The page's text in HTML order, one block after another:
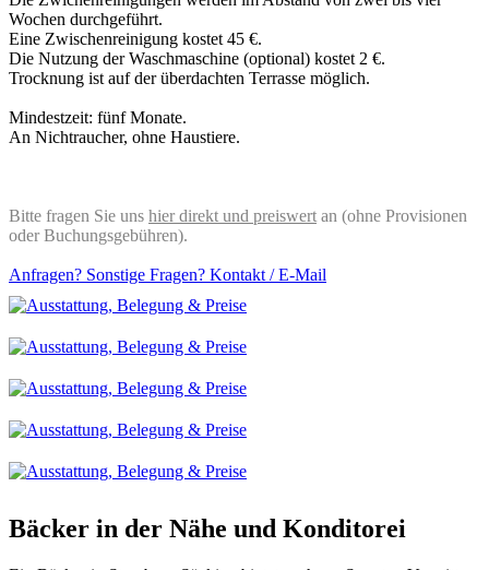
Wochen durchgeführt.
Eine Zwischenreinigung kostet 45 €.
Die Nutzung der Waschmaschine (optional) kostet 2 €.
Trocknung ist auf der überdachten Terrasse möglich.
Mindestzeit: fünf Monate.
An Nichtraucher, ohne Haustiere.
Bitte fragen Sie uns hier direkt und preiswert an (ohne Provisionen
oder Buchungsgebühren).
Anfragen? Sonstige Fragen? Kontakt / E-Mail
Bäcker in der Nähe und Konditorei